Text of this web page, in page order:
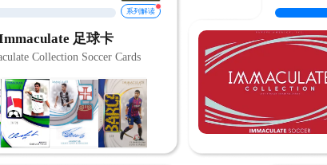
系列解读
足球卡
Collection Soccer Cards